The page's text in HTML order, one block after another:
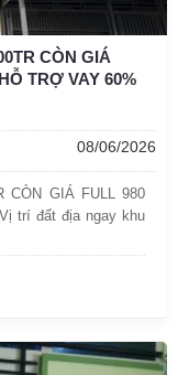
CÒN GIÁ
TRỢ VAY 60%
08/06/2026
CÒN GIÁ FULL 980
trí đất địa ngay khu